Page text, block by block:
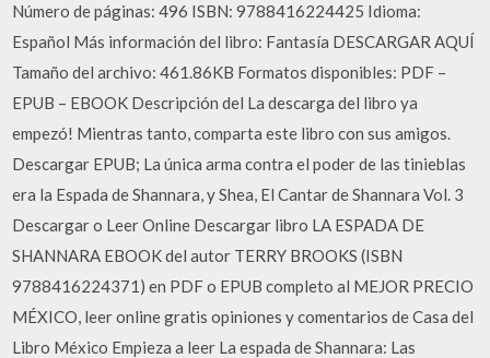
Número de páginas: 496 ISBN: 9788416224425 Idioma:
Español Más información del libro: Fantasía DESCARGAR AQUÍ
Tamaño del archivo: 461.86KB Formatos disponibles: PDF –
EPUB – EBOOK Descripción del La descarga del libro ya
empezó! Mientras tanto, comparta este libro con sus amigos.
Descargar EPUB; La única arma contra el poder de las tinieblas
era la Espada de Shannara, y Shea, El Cantar de Shannara Vol. 3
Descargar o Leer Online Descargar libro LA ESPADA DE
SHANNARA EBOOK del autor TERRY BROOKS (ISBN
9788416224371) en PDF o EPUB completo al MEJOR PRECIO
MÉXICO, leer online gratis opiniones y comentarios de Casa del
Libro México Empieza a leer La espada de Shannara: Las